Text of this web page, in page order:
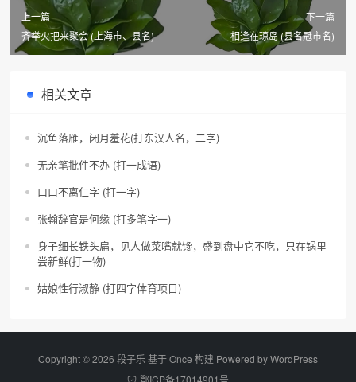
上一篇
齐举火把来聚会 (上海市、县名)
下一篇
相逢在琼岛 (县名冠市名)
相关文章
沉鱼落雁，闭月羞花(打东汉人名，二字)
无亲笔批件不办 (打一成语)
口口不离仁字 (打一字)
张翰辞官是何缘 (打多笔字一)
身子细长铁头扁，见人做菜嘴就馋，盛到盘中它不吃，只在锅里
尝新鲜(打一物)
姑娘性行淑静 (打四字体育项目)
Copyright © 2026 段子乐 基于 Once 构建 Powered byWordPress
鄂ICP备17014901号